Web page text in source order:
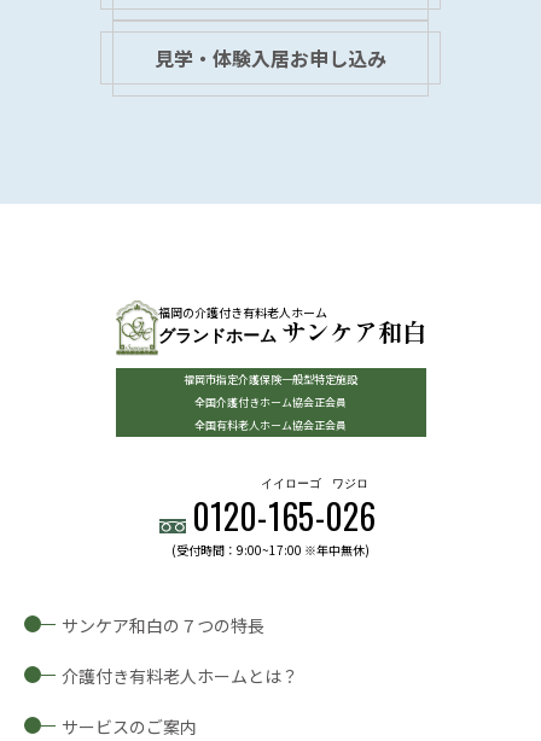
見学・体験入居お申し込み
福岡の介護付き有料老人ホーム
グランドホーム サンケア和白
福岡市指定介護保険一般型特定施設
全国介護付きホーム協会正会員
全国有料老人ホーム協会正会員
0120-165
イイローゴ
-026
ワジロ
(受付時間：9:00~17:00 ※年中無休)
サンケア和白の７つの特長
介護付き有料老人ホームとは？
サービスのご案内